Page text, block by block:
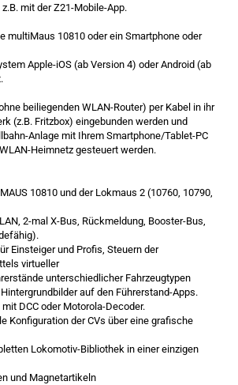
mit der Z21-Mobile-App.
multiMaus 10810 oder ein Smartphone oder
Apple-iOS (ab Version 4) oder Android (ab
beiliegenden WLAN-Router) per Kabel in ihr
(z.B. Fritzbox) eingebunden werden und
Anlage mit Ihrem Smartphone/Tablet-PC
Heimnetz gesteuert werden.
10810 und der Lokmaus 2 (10760, 10790,
2-mal X-Bus, Rückmeldung, Booster-Bus,
Einsteiger und Profis, Steuern der
virtueller
unterschiedlicher Fahrzeugtypen
auf den Führerstand-Apps.
DCC oder Motorola-Decoder.
Konfiguration der CVs über eine grafische
Lokomotiv-Bibliothek in einer einzigen
und Magnetartikeln